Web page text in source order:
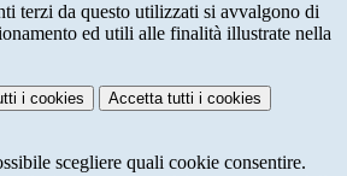
terzi da questo utilizzati si avvalgono di
ed utili alle finalità illustrate nella
i cookies Accetta tutti i cookies
scegliere quali cookie consentire.